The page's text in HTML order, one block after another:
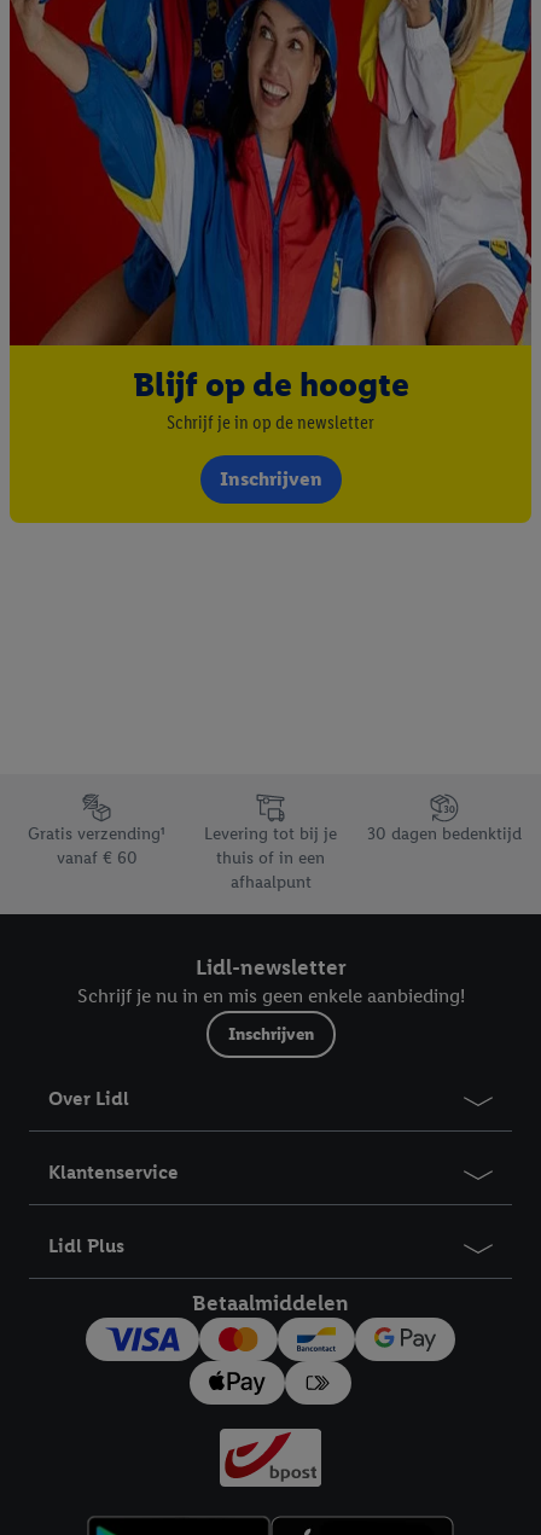
Blijf op de hoogte
Schrijf je in op de newsletter
Inschrijven
Footerelement met de verschillende USPs van Lidl.be
Gratis verzending¹
vanaf € 60
Levering tot bij je
thuis of in een
afhaalpunt
30 dagen bedenktijd
Lidl-newsletter
Schrijf je nu in en mis geen enkele aanbieding!
Inschrijven
Over Lidl
Klantenservice
Lidl Plus
Betaalmiddelen